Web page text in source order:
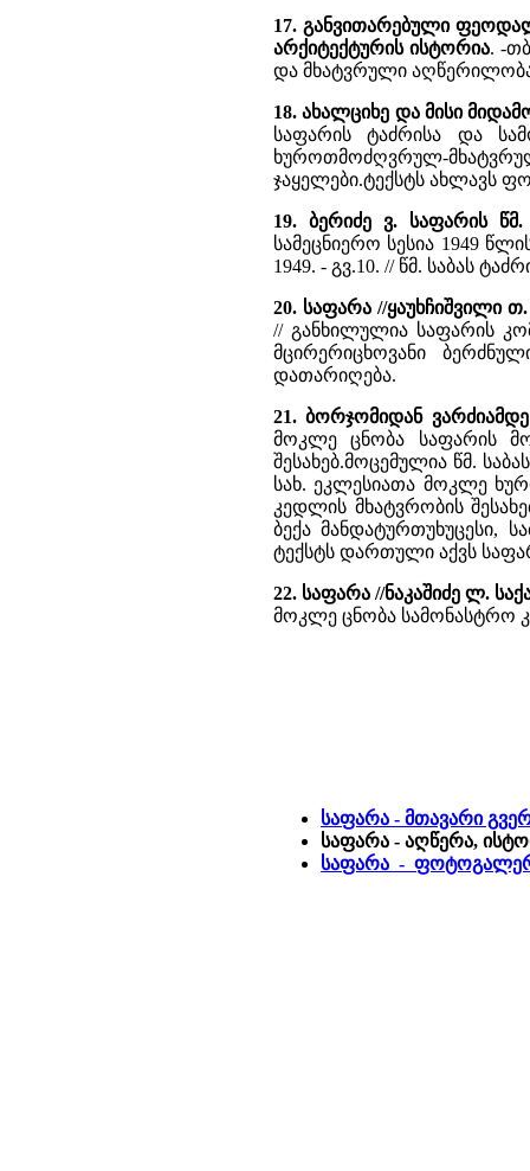
17. განვითარებული
არქიტექტურის ისტორია. -
და მხატვრული
18. ახალციხე და მისი
საფარის ტაძრისა და
ხუროთმოძღვრულ-
ჯაყელები.ტექსტს ახლავს
19. ბერიძე ვ. საფარის წმ.
სამეცნიერო სესია 1949
1949. - გვ.10. // წმ. საბას
20. საფარა //ყაუხჩიშვილი
// განხილულია საფარის
მცირერიცხოვანი
დათარიღება.
21. ბორჯომიდან
მოკლე ცნობა საფარის
შესახებ.მოცემულია წმ.
სახ. ეკლესიათა მოკლე
კედლის მხატვრობის
ბექა მანდატურთუხუცესი,
ტექსტს დართული აქვს
22. საფარა //ნაკაშიძე ლ.
მოკლე ცნობა სამონასტრო
საფარა - მთავარი
საფარა - აღწერა,
საფარა -